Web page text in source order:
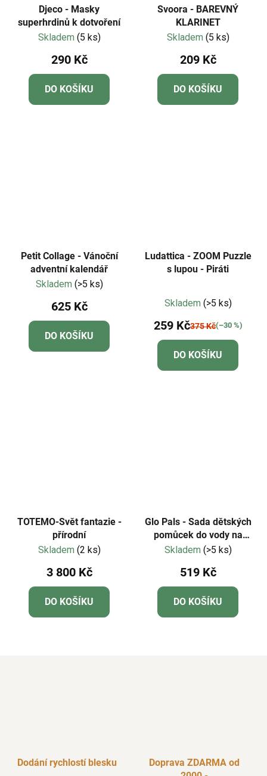
Djeco - Masky
superhrdinů k dotvoření
Skladem (5 ks)
290 Kč
DO KOŠÍKU
Svoora - BAREVNÝ
KLARINET
Skladem (5 ks)
209 Kč
DO KOŠÍKU
Petit Collage - Vánoční
adventní kalendář
Skladem (>5 ks)
625 Kč
DO KOŠÍKU
Ludattica - ZOOM Puzzle
s lupou - Piráti
hodnocení
produktu
je
5,0
z
Skladem (>5 ks)
259 Kč375 Kč(–30 %)
DO KOŠÍKU
TOTEMO-Svět fantazie -
přírodní
Skladem (2 ks)
3 800 Kč
DO KOŠÍKU
Glo Pals - Sada dětských
pomůcek do vody na
hraní Glo Pals
Skladem (>5 ks)
519 Kč
DO KOŠÍKU
Dodání rychlostí blesku
Doprava ZDARMA od